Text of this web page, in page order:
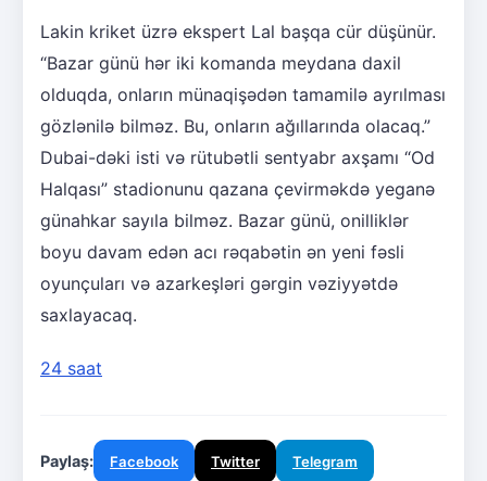
Lakin kriket üzrə ekspert Lal başqa cür düşünür.
“Bazar günü hər iki komanda meydana daxil
olduqda, onların münaqişədən tamamilə ayrılması
gözlənilə bilməz. Bu, onların ağıllarında olacaq.”
Dubai-dəki isti və rütubətli sentyabr axşamı “Od
Halqası” stadionunu qazana çevirməkdə yeganə
günahkar sayıla bilməz. Bazar günü, onilliklər
boyu davam edən acı rəqabətin ən yeni fəsli
oyunçuları və azarkeşləri gərgin vəziyyətdə
saxlayacaq.
24 saat
Paylaş: Facebook Twitter Telegram